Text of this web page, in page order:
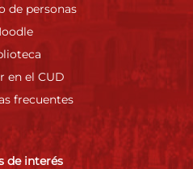
de personas
en el CUD
frecuentes
de interés